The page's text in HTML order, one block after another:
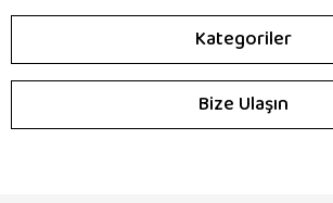
Kategoriler
Bize Ulaşın